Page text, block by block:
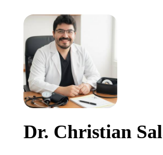
Dr. Christian